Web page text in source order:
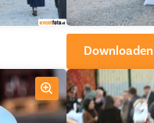
Downloaden